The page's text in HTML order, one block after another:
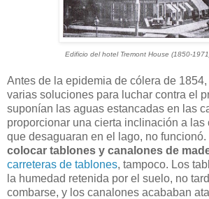
Edificio del hotel Tremont House (1850-
Antes de la epidemia de cólera de
varias soluciones para luchar contra el
suponían las aguas estancadas en las
proporcionar una cierta inclinación a las
que desaguaran en el lago, no
colocar tablones y canalones de
carreteras de tablones, tampoco. Los
la humedad retenida por el suelo, no
combarse, y los canalones acababan